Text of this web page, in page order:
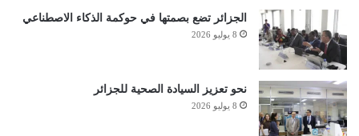
الجزائر تضع بصمتها في حوكمة الذكاء الاصطناعي
8 يوليو 2026
نحو تعزيز السيادة الصحية للجزائر
8 يوليو 2026